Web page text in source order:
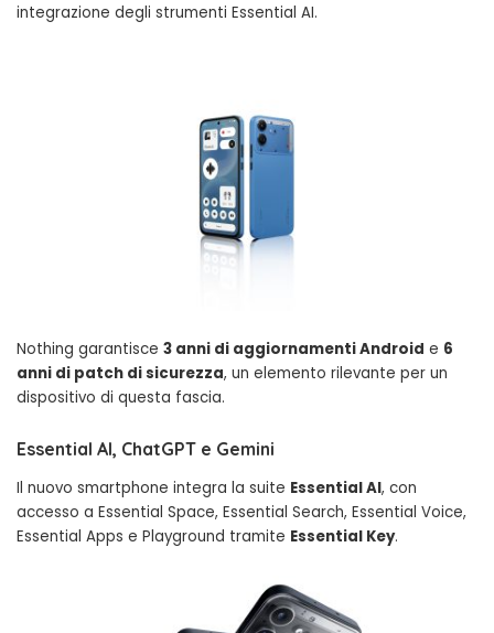
integrazione degli strumenti Essential AI.
Nothing garantisce 3 anni di aggiornamenti Android e 6
anni di patch di sicurezza, un elemento rilevante per un
dispositivo di questa fascia.
Essential AI, ChatGPT e Gemini
Il nuovo smartphone integra la suite Essential AI, con
accesso a Essential Space, Essential Search, Essential Voice,
Essential Apps e Playground tramite Essential Key.